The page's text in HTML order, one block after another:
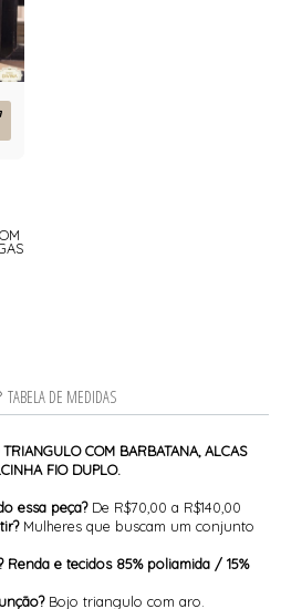
TABELA DE MEDIDAS
COM BARBATANA, ALCAS
FIO DUPLO.
essa peça? De R$70,00 a R$140,00
Mulheres que buscam um conjunto
e tecidos 85% poliamida / 15%
Bojo triangulo com aro.